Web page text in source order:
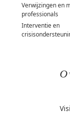
Verwijzingen en
professionals
Interventie en